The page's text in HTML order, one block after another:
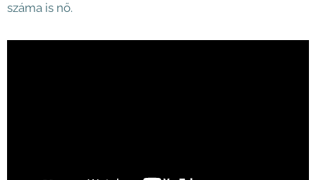
száma is nő.